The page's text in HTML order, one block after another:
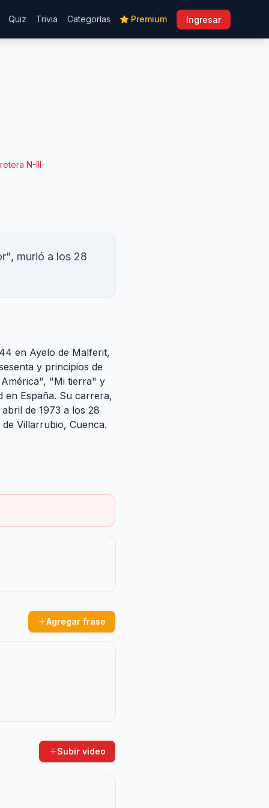
Quiz Trivia Categorías Premium Ingresar
N-III
murió a los 28
en Ayelo de Malferit,
y principios de
"Mi tierra" y
en España. Su carrera,
de 1973 a los 28
Villarrubio, Cuenca.
Agregar frase
Subir video